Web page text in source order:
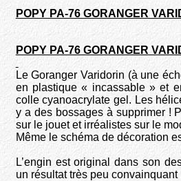
POPY PA-76 GORANGER
POPY PA-76 GORANGER
Le Goranger Varidorin (à une
en plastique « incassable » et
colle cyanoacrylate gel. Les
y a des bossages à supprimer !
sur le jouet et irréalistes sur le
Même le schéma de décoration
L’engin est original dans son
un résultat très peu